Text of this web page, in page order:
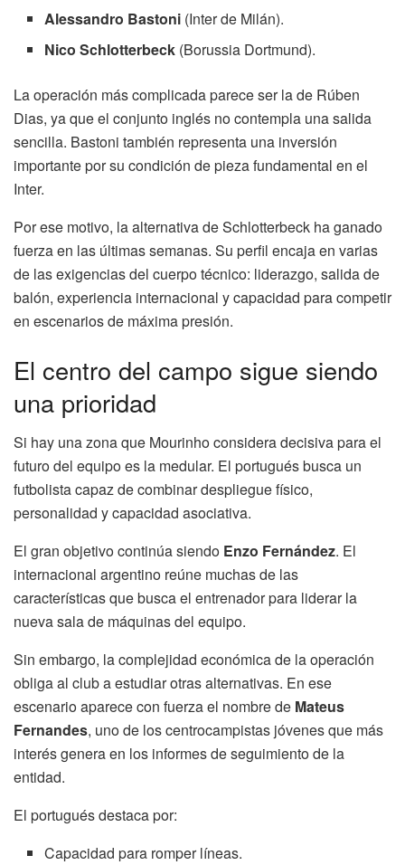
Alessandro Bastoni (Inter de Milán).
Nico Schlotterbeck (Borussia Dortmund).
La operación más complicada parece ser la de Rúben
Dias, ya que el conjunto inglés no contempla una salida
sencilla. Bastoni también representa una inversión
importante por su condición de pieza fundamental en el
Inter.
Por ese motivo, la alternativa de Schlotterbeck ha ganado
fuerza en las últimas semanas. Su perfil encaja en varias
de las exigencias del cuerpo técnico: liderazgo, salida de
balón, experiencia internacional y capacidad para competir
en escenarios de máxima presión.
El centro del campo sigue siendo
una prioridad
Si hay una zona que Mourinho considera decisiva para el
futuro del equipo es la medular. El portugués busca un
futbolista capaz de combinar despliegue físico,
personalidad y capacidad asociativa.
El gran objetivo continúa siendo Enzo Fernández. El
internacional argentino reúne muchas de las
características que busca el entrenador para liderar la
nueva sala de máquinas del equipo.
Sin embargo, la complejidad económica de la operación
obliga al club a estudiar otras alternativas. En ese
escenario aparece con fuerza el nombre de Mateus
Fernandes, uno de los centrocampistas jóvenes que más
interés genera en los informes de seguimiento de la
entidad.
El portugués destaca por:
Capacidad para romper líneas.